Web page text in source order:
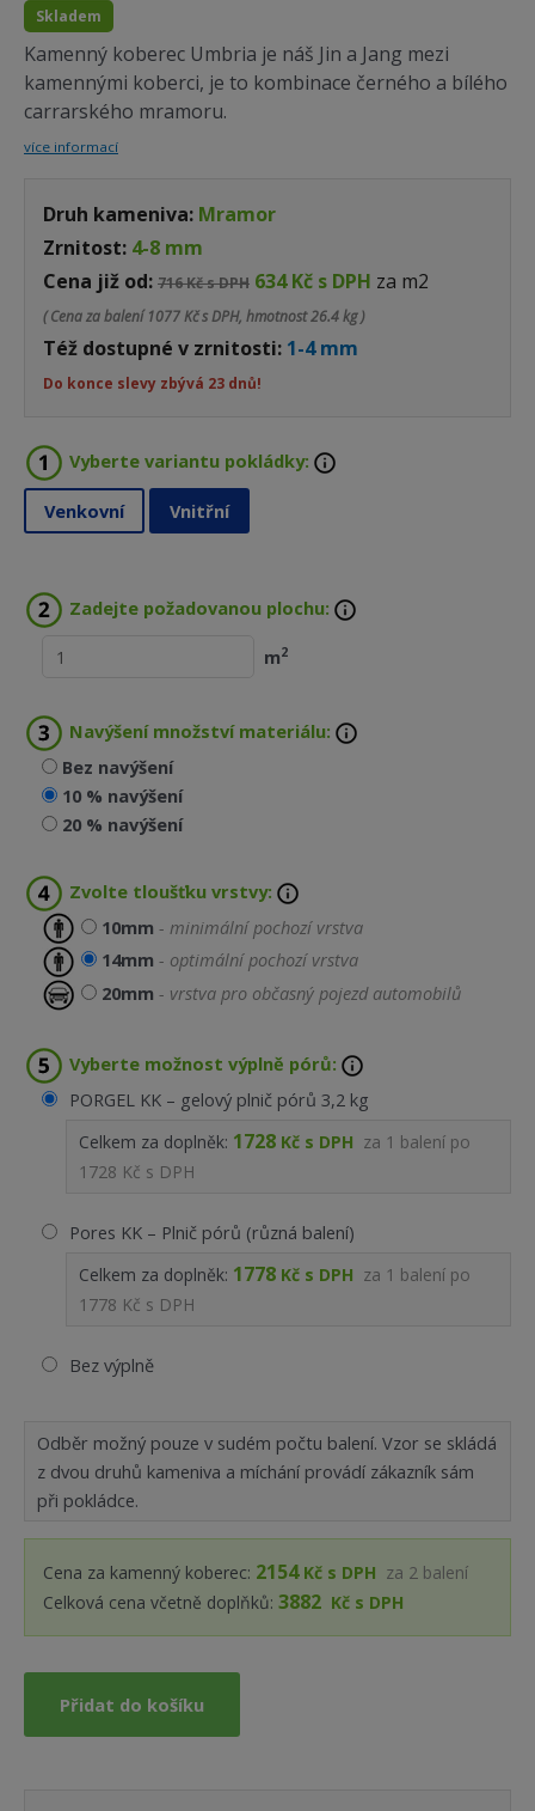
Skladem
Kamenný koberec Umbria je náš Jin a Jang mezi
kamennými koberci, je to kombinace černého a bílého
carrarského mramoru.
více informací
Druh kameniva: Mramor
Zrnitost: 4-8 mm
Cena již od: 716 Kč s DPH 634 Kč s DPH za m2
( Cena za balení 1077 Kč s DPH, hmotnost 26.4 kg )
Též dostupné v zrnitosti: 1-4 mm
Do konce slevy zbývá 23 dnů!
Vyberte variantu pokládky:
Venkovní Vnitřní
Zadejte požadovanou plochu:
m2
Navýšení množství materiálu:
Bez navýšení
10 % navýšení
20 % navýšení
Zvolte tloušťku vrstvy:
10mm - minimální pochozí vrstva
14mm - optimální pochozí vrstva
20mm - vrstva pro občasný pojezd automobilů
Vyberte možnost výplně pórů:
PORGEL KK – gelový plnič pórů 3,2 kg
Celkem za doplněk: 1728 Kč s DPH za 1 balení po
1728 Kč s DPH
Pores KK – Plnič pórů (různá balení)
Celkem za doplněk: 1778 Kč s DPH za 1 balení po
1778 Kč s DPH
Bez výplně
Odběr možný pouze v sudém počtu balení. Vzor se skládá
z dvou druhů kameniva a míchání provádí zákazník sám
při pokládce.
Cena za kamenný koberec: 2154Kč s DPH za 2 balení
Celková cena včetně doplňků: 3882 Kč s DPH
Přidat do košíku